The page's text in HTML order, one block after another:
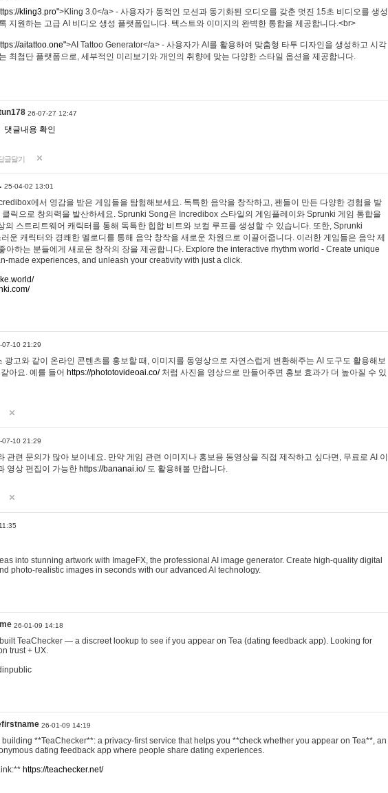
kling3.pro">Kling 3.0</a> - 사용자가 동적인 모션과 동기화된 오디오를 갖춘 멋진 15초 비디오를 생성
지원하는 고급 AI 비디오 생성 플랫폼입니다. 텍스트와 이미지의 완벽한 통합을 제공합니다.<br>
aitattoo.one">AI Tattoo Generator</a> - 사용자가 AI를 활용하여 맞춤형 타투 디자인을 생성하고 시각
최첨단 플랫폼으로, 세부적인 미리보기와 개인의 취향에 맞는 다양한 스타일 옵션을 제공합니다.
26-07-27 12:47
댓글내용 확인
글달기
25-04-02 13:01
에서 영감을 받은 게임들을 탐험해보세요. 독특한 음악을 창작하고, 팬들이 만든 다양한 경험을 발
클릭으로 창의력을 발산하세요. Sprunki Song은 Incredibox 스타일의 게임플레이와 Sprunki 게임 통합을
의 스트리트웨어 캐릭터를 통해 독특한 힙합 비트와 보컬 루프를 생성할 수 있습니다. 또한, Sprunki
운 캐릭터와 경쾌한 멜로디를 통해 음악 창작을 새로운 차원으로 이끌어줍니다. 이러한 게임들은 음악 제
아하는 분들에게 새로운 창작의 장을 제공합니다. Explore the interactive rhythm world - Create unique
made experiences, and unleash your creativity with just a click.
07-10 21:29
광고와 같이 온라인 콘텐츠를 홍보할 때, 이미지를 동영상으로 자연스럽게 변환해주는 AI 도구도 활용해보
아요. 예를 들어 https://phototovideoai.co/처럼 사진을 영상으로 만들어주면 홍보 효과가 더 높아질 수 있
07-10 21:29
관련 문의가 많아 보이네요. 만약 게임 관련 이미지나 홍보용 동영상을 직접 제작하고 싶다면, 무료로 AI 이
영상 편집이 가능한 https://bananai.io/도 활용해볼 만합니다.
into stunning artwork with ImageFX, the professional AI image generator. Create high-quality digital
photo-realistic images in seconds with our advanced AI technology.
26-01-09 14:18
TeaChecker — a discreet lookup to see if you appear on Tea (dating feedback app). Looking for
trust + UX.
26-01-09 14:19
building **TeaChecker**: a privacy-first service that helps you **check whether you appear on Tea**, an
dating feedback app where people share dating experiences.
https://teachecker.net/